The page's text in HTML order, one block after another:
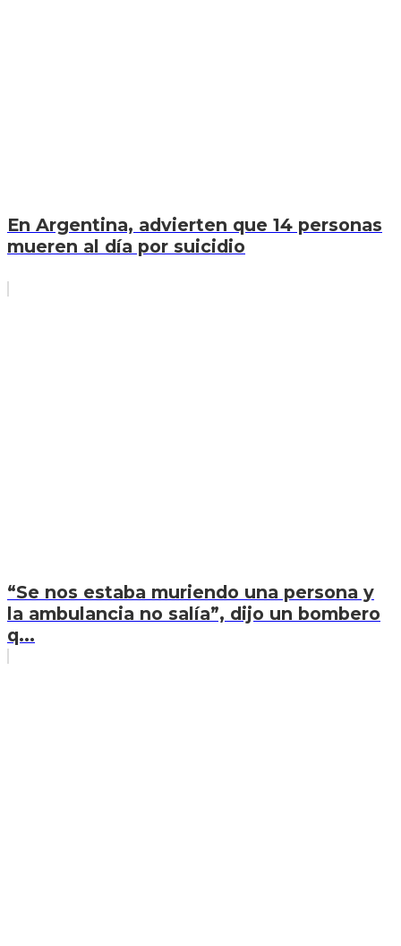
En Argentina, advierten que 14 personas
mueren al día por suicidio
“Se nos estaba muriendo una persona y
la ambulancia no salía”, dijo un bombero
q...